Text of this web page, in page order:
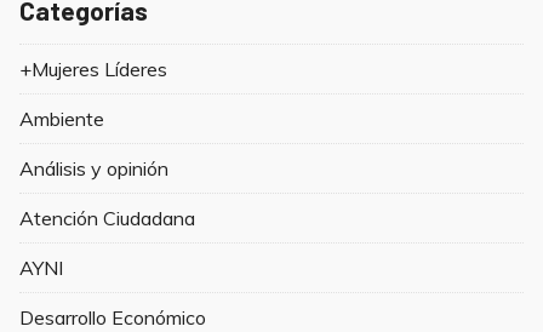
Categorías
+Mujeres Líderes
Ambiente
Análisis y opinión
Atención Ciudadana
AYNI
Desarrollo Económico